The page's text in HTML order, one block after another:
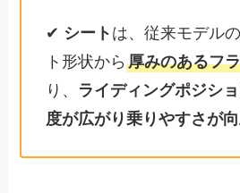
✔ シート は、従来モデル
ト形状から厚みのあるフ
り、 ライディングポジシ
度が広がり乗りやすさが